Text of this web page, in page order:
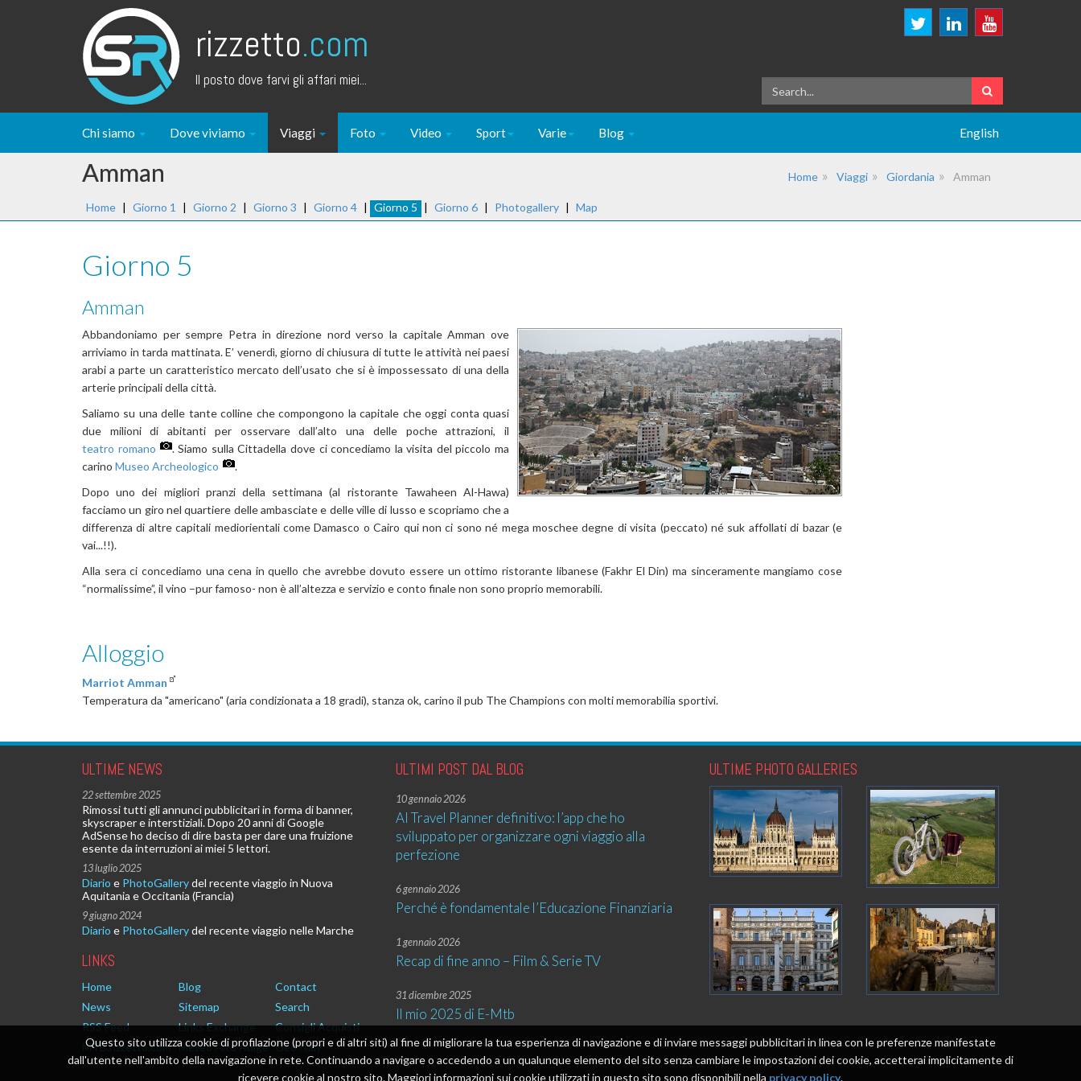
rizzetto.com
Il posto dove farvi gli affari miei...
Chi siamo Dove viviamo Viaggi Foto Video Sport Varie Blog English
Amman Home Viaggi Giordania Amman
Home | Giorno 1 | Giorno 2 | Giorno 3 | Giorno 4 | Giorno 5 | Giorno 6 | Photogallery | Map
Giorno 5
Amman
Abbandoniamo per sempre Petra in direzione nord verso la capitale Amman ove
arriviamo in tarda mattinata. E’ venerdì, giorno di chiusura di tutte le attività nei paesi
arabi a parte un caratteristico mercato dell’usato che si è impossessato di una della
arterie principali della città.
Saliamo su una delle tante colline che compongono la capitale che oggi conta quasi
due milioni di abitanti per osservare dall’alto una delle poche attrazioni, il
teatro romano
. Siamo sulla Cittadella dove ci concediamo la visita del piccolo ma
carino Museo Archeologico
.
Dopo uno dei migliori pranzi della settimana (al ristorante Tawaheen Al-Hawa)
facciamo un giro nel quartiere delle ambasciate e delle ville di lusso e scopriamo che a
differenza di altre capitali mediorientali come Damasco o Cairo qui non ci sono né mega moschee degne di visita (peccato) né suk affollati di bazar (e
vai...!!).
Alla sera ci concediamo una cena in quello che avrebbe dovuto essere un ottimo ristorante libanese (Fakhr El Din) ma sinceramente mangiamo cose
“normalissime”, il vino –pur famoso- non è all’altezza e servizio e conto finale non sono proprio memorabili.
Alloggio
Marriot Amman
Temperatura da "americano" (aria condizionata a 18 gradi), stanza ok, carino il pub The Champions con molti memorabilia sportivi.
ULTIME NEWS
22 settembre 2025
Rimossi tutti gli annunci pubblicitari in forma di banner,
skyscraper e interstiziali. Dopo 20 anni di Google
AdSense ho deciso di dire basta per dare una fruizione
esente da interruzioni ai miei 5 lettori.
13 luglio 2025
Diario e PhotoGallerydel recente viaggio in Nuova
Aquitania e Occitania (Francia)
9 giugno 2024
Diario e PhotoGallerydel recente viaggio nelle Marche
LINKS
Home Blog
Contact
News
Sitemap
Search
RSS Feed
Links Exchange
Consigli Acquisti
MTB.rizzetto.com Meteo Alto Adige Geo Italy
ULTIMI POST DAL BLOG
10 gennaio 2026
AI Travel Planner definitivo: l’app che ho
sviluppato per organizzare ogni viaggio alla
perfezione
6 gennaio 2026
Perché è fondamentale l’Educazione Finanziaria
1 gennaio 2026
Recap di fine anno – Film & Serie TV
31 dicembre 2025
Il mio 2025 di E-Mtb
ULTIME PHOTO GALLERIES
Questo sito utilizza cookie di profilazione (propri e di altri siti) al fine di migliorare la tua esperienza di navigazione e di inviare messaggi pubblicitari in linea con le preferenze manifestate
dall'utente nell'ambito della navigazione in rete. Continuando a navigare o accedendo a un qualunque elemento del sito senza cambiare le impostazioni dei cookie, accetterai implicitamente di
ricevere cookie al nostro sito. Maggiori informazioni sui cookie utilizzati in questo sito sono disponibili nella privacy policy.